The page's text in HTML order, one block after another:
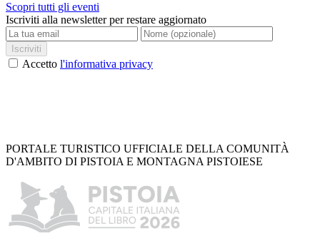
Scopri tutti gli eventi
Iscriviti alla newsletter per restare aggiornato
Iscriviti
Accetto l'informativa privacy
PORTALE TURISTICO UFFICIALE DELLA COMUNITÀ
D'AMBITO DI PISTOIA E MONTAGNA PISTOIESE